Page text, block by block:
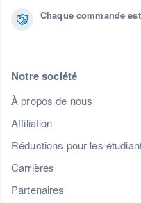
Chaque commande
Notre société
À propos de nous
Affiliation
Réductions pour les
Carrières
Partenaires